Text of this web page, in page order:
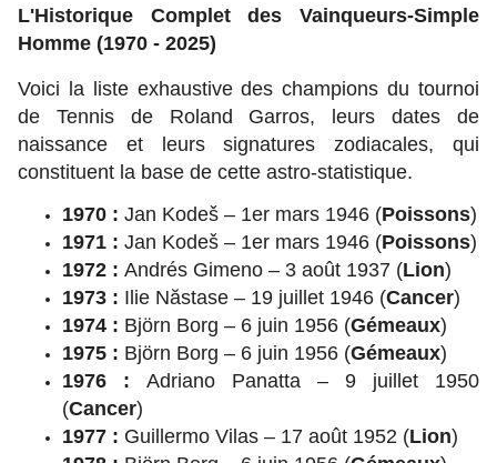
L'Historique Complet des Vainqueurs-Simple
Homme (1970 - 2025)
Voici la liste exhaustive des champions du tournoi
de Tennis de Roland Garros, leurs dates de
naissance et leurs signatures zodiacales, qui
constituent la base de cette astro-statistique.
1970 : Jan Kodeš – 1er mars 1946 (Poissons)
1971 : Jan Kodeš – 1er mars 1946 (Poissons)
1972 : Andrés Gimeno – 3 août 1937 (Lion)
1973 : Ilie Năstase – 19 juillet 1946 (Cancer)
1974 : Björn Borg – 6 juin 1956 (Gémeaux)
1975 : Björn Borg – 6 juin 1956 (Gémeaux)
1976 : Adriano Panatta – 9 juillet 1950
(Cancer)
1977 : Guillermo Vilas – 17 août 1952 (Lion)